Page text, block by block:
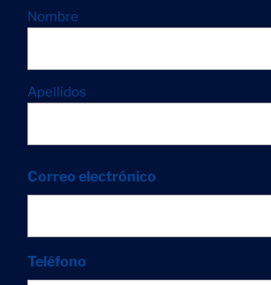
Nombre
Apellidos
Correo electrónico
Teléfono